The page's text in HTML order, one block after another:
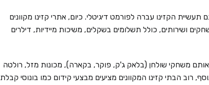
הקזינו עברה לפורמט דיגיטלי. כיום, אתרי קזינו מקוונים
ושירותים, כולל תשלומים בשקלים, משיכות מיידיות, דילרים
משחקי שולחן (בלאק ג'ק, פוקר, בקארה), מכונות מזל, רולטה
רוב הבתי קזינו המקוונים מציעים מבצעי קידום כמו בונוסי קבלת